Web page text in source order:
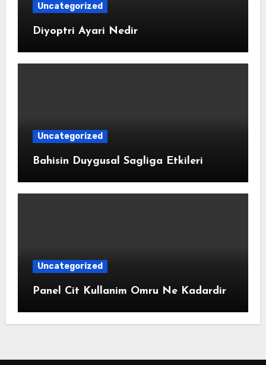
Uncategorized
Diyoptri Ayari Nedir
Uncategorized
Bahisin Duygusal Sagliga Etkileri
Uncategorized
Panel Cit Kullanim Omru Ne Kadardir